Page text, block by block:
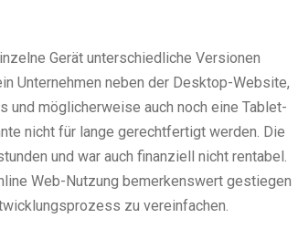
Gerät unterschiedliche Versionen
Unternehmen neben der Desktop-Website,
und möglicherweise auch noch eine Tablet-
nicht für lange gerechtfertigt werden. Die
und war auch finanziell nicht rentabel.
Web-Nutzung bemerkenswert gestiegen
zu vereinfachen.